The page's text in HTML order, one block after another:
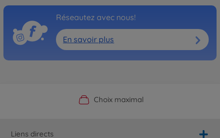
Réseautez avec nous!
En savoir plus
Boutique officielle du fabricant
Choix maximal
Service personnalisé
Livraison rapide
Liens directs